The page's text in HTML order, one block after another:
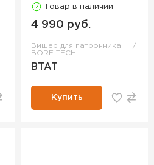
Товар в наличии
4 990 руб.
Вишер для патронника
BORE TECH
BTAT
Купить